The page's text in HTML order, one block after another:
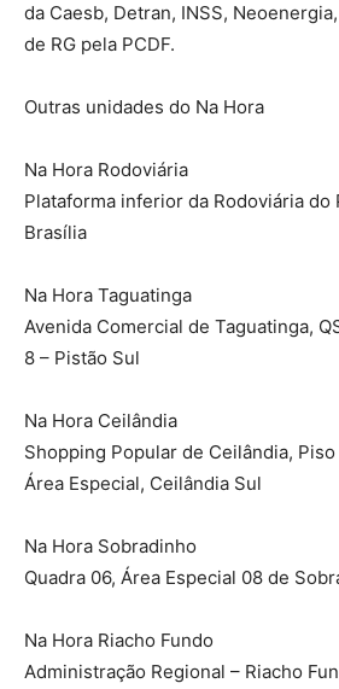
da Caesb, Detran, INSS,
de RG pela PCDF.
Outras unidades do Na Hora
Na Hora Rodoviária
Plataforma inferior da Rodoviária do
Brasília
Na Hora Taguatinga
Avenida Comercial de Taguatinga,
8 – Pistão Sul
Na Hora Ceilândia
Shopping Popular de Ceilândia, Piso
Área Especial, Ceilândia Sul
Na Hora Sobradinho
Quadra 06, Área Especial 08 de
Na Hora Riacho Fundo
Administração Regional – Riacho